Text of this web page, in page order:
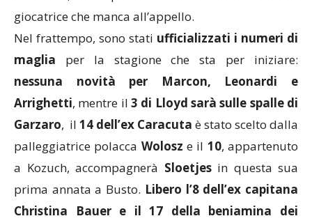
giocatrice che manca all’appello.
Nel frattempo, sono stati ufficializzati i numeri di
maglia per la stagione che sta per iniziare:
nessuna novità per Marcon, Leonardi e
Arrighetti, mentre il 3 di Lloyd sarà sulle spalle di
Garzaro, il 14 dell’ex Caracuta è stato scelto dalla
palleggiatrice polacca Wolosz e il 10, appartenuto
a Kozuch, accompagnerà Sloetjesin questa sua
prima annata a Busto. Libero l’8 dell’ex capitana
Christina Bauer e il 17 della beniamina dei